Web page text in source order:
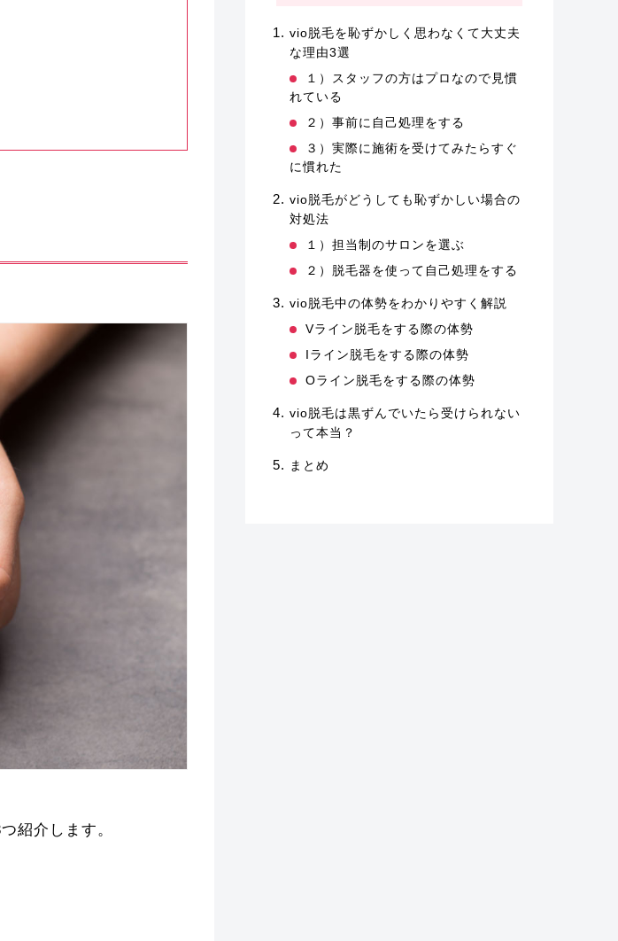
紹介します。
vio脱毛を恥ずかしく思わなくて大丈夫
な理由3選
１）スタッフの方はプロなので見慣
れている
２）事前に自己処理をする
３）実際に施術を受けてみたらすぐ
に慣れた
vio脱毛がどうしても恥ずかしい場合の
対処法
１）担当制のサロンを選ぶ
２）脱毛器を使って自己処理をする
vio脱毛中の体勢をわかりやすく解説
Vライン脱毛をする際の体勢
Iライン脱毛をする際の体勢
Oライン脱毛をする際の体勢
vio脱毛は黒ずんでいたら受けられない
って本当？
まとめ